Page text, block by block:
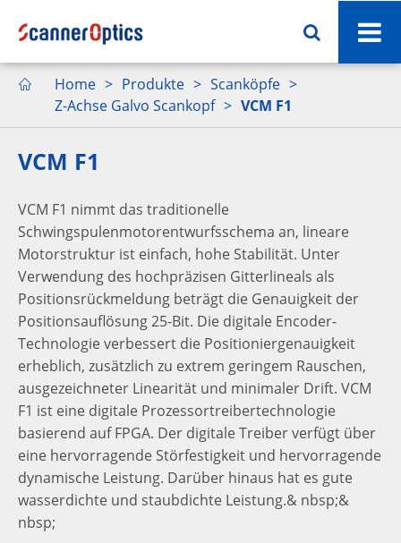
 Home Produkte
Scanköpfe
Z-Achse Galvo Scankopf
VCM F1
VCM F1
VCM F1 nimmt das traditionelle
Schwingspulenmotorentwurfsschema an, lineare
Motorstruktur ist einfach, hohe Stabilität. Unter
Verwendung des hochpräzisen Gitterlineals als
Positionsrückmeldung beträgt die Genauigkeit der
Positionsauflösung 25-Bit. Die digitale Encoder-
Technologie verbessert die Positioniergenauigkeit
erheblich, zusätzlich zu extrem geringem Rauschen,
ausgezeichneter Linearität und minimaler Drift. VCM
F1 ist eine digitale Prozessortreibertechnologie
basierend auf FPGA. Der digitale Treiber verfügt über
eine hervorragende Störfestigkeit und hervorragende
dynamische Leistung. Darüber hinaus hat es gute
wasserdichte und staubdichte Leistung.& nbsp;&
nbsp;